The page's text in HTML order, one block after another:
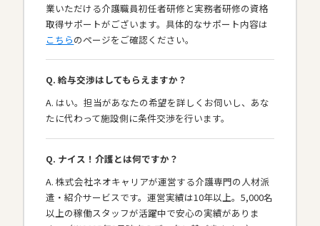
業いただける介護職員初任者研修と実務者研修の資格
取得サポートがございます。具体的なサポート内容は
こちらのページをご確認ください。
Q. 給与交渉はしてもらえますか？
A. はい。担当があなたの希望を詳しくお伺いし、あな
たに代わって施設側に条件交渉を行います。
Q. ナイス！介護とは何ですか？
A. 株式会社ネオキャリアが運営する介護専門の人材派
遣・紹介サービスです。運営実績は10年以上。5,000名
以上の稼働スタッフが活躍中で安心の実績がありま